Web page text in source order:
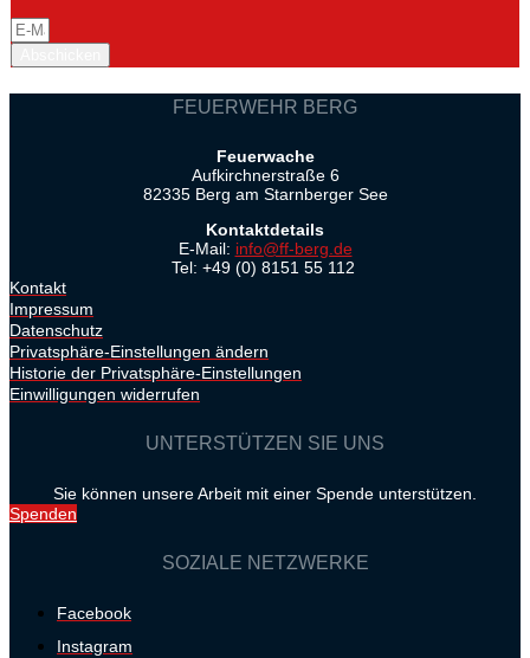
FEUERWEHR BERG
Feuerwache
Aufkirchnerstraße 6
82335 Berg am Starnberger See
Kontaktdetails
E-Mail: info@ff-berg.de
Tel: +49 (0) 8151 55 112
Kontakt
Impressum
Datenschutz
Privatsphäre-Einstellungen ändern
Historie der Privatsphäre-Einstellungen
Einwilligungen widerrufen
UNTERSTÜTZEN SIE UNS
Sie können unsere Arbeit mit einer Spende unterstützen.
Spenden
SOZIALE NETZWERKE
Facebook
Instagram